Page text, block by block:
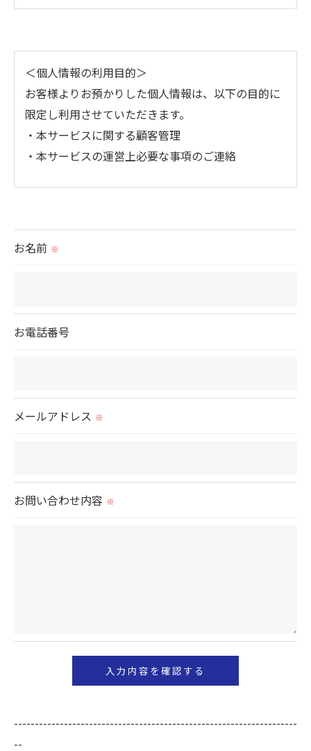
＜個人情報の利用目的＞
お客様よりお預かりした個人情報は、以下の目的に
限定し利用させていただきます。
・本サービスに関する顧客管理
・本サービスの運営上必要な事項のご連絡
られた場合を除き、
当社では、利用目的の達成に必要な範囲において、
当社では、お客様の個人情報の開示･訂正･削除・利
お名前 ※
お電話番号
メールアドレス ※
お問い合わせ内容 ※
--------------------------------------------------------------------
--